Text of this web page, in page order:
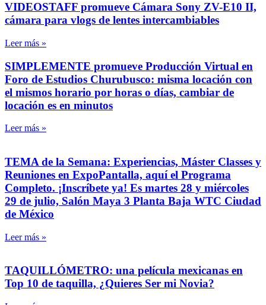
VIDEOSTAFF promueve Cámara Sony ZV-E10 II,
cámara para vlogs de lentes intercambiables
Leer más »
SIMPLEMENTE promueve Producción Virtual en
Foro de Estudios Churubusco: misma locación con
el mismos horario por horas o días, cambiar de
locación es en minutos
Leer más »
TEMA de la Semana: Experiencias, Máster Classes y
Reuniones en ExpoPantalla, aquí el Programa
Completo. ¡Inscríbete ya! Es martes 28 y miércoles
29 de julio, Salón Maya 3 Planta Baja WTC Ciudad
de México
Leer más »
TAQUILLÓMETRO: una película mexicanas en
Top 10 de taquilla, ¿Quieres Ser mi Novia?